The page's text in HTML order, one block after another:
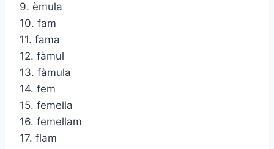
9. èmula
10. fam
11. fama
12. fàmul
13. fàmula
14. fem
15. femella
16. femellam
17. flam